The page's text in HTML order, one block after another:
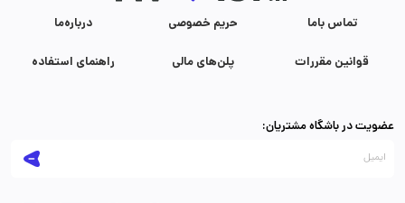
درباره‌ما حریم خصوصی تماس با‌ما
راهنمای استفاده پلن‌های مالی قوانین مقررات
عضویت در باشگاه مشتریان: